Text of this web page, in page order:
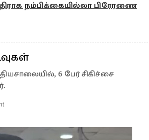
நம்பிக்கையில்லா பிரேரணை
6 பேர் சிகிச்சை